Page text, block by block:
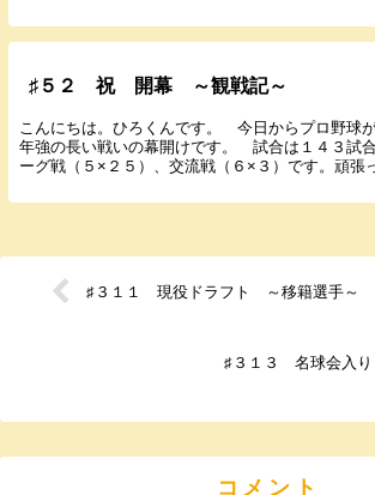
♯５２ 祝 開幕 ～観戦記～
こんにちは。ひろくんです。 今日からプロ野球
年強の長い戦いの幕開けです。 試合は１４３試
ーグ戦（５×２５）、交流戦（６×３）です。頑
♯３１１ 現役ドラフト ～移籍選手～
♯３１３ 名球会入
コメント